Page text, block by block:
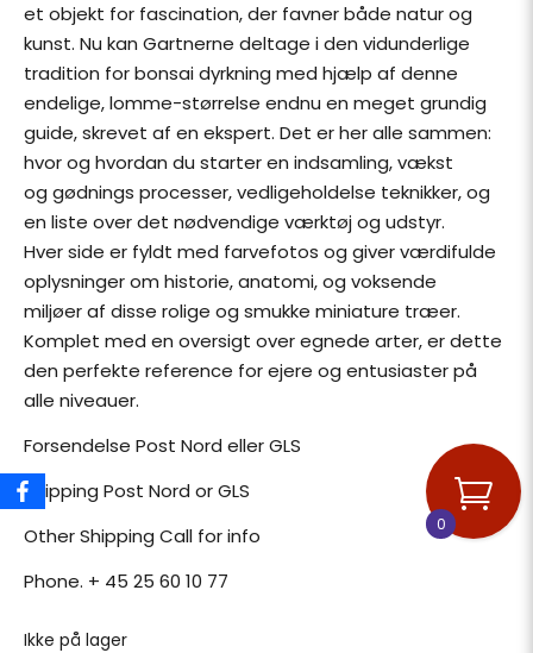
et objekt for fascination, der favner både natur og
kunst. Nu kan Gartnerne deltage i den vidunderlige
tradition for bonsai dyrkning med hjælp af denne
endelige, lomme-størrelse endnu en meget grundig
guide, skrevet af en ekspert. Det er her alle sammen:
hvor og hvordan du starter en indsamling, vækst
og gødnings processer, vedligeholdelse teknikker, og
en liste over det nødvendige værktøj og udstyr.
Hver side er fyldt med farvefotos og giver værdifulde
oplysninger om historie, anatomi, og voksende
miljøer af disse rolige og smukke miniature træer.
Komplet med en oversigt over egnede arter, er dette
den perfekte reference for ejere og entusiaster på
alle niveauer.
Forsendelse Post Nord eller GLS
Shipping Post Nord or GLS
Other Shipping Call for info
Phone. + 45 25 60 10 77
Ikke på lager
0